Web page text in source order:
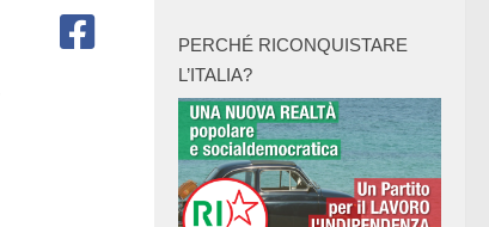
PERCHÉ RICONQUISTARE
L’ITALIA?